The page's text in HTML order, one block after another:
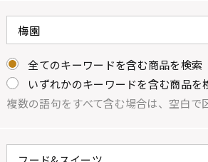
全てのキーワードを含む商品を検索
いずれかのキーワードを含む商品を
複数の語句をすべて含む場合は、空白で